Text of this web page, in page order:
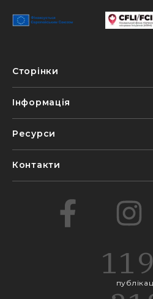
Сторінки
Інформація
Ресурси
Контакти